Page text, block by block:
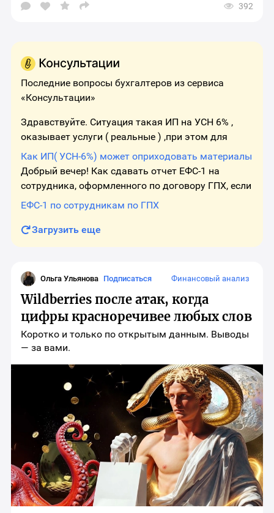
Открыть
шаринга
392
Последние вопросы бухгалтеров из сервиса
«Консультации»
Здравствуйте. Ситуация такая ИП на УСН 6% ,
оказывает услуги ( реальные ) ,при этом для
оказания услуг использует материалы (
зап.части/ расходники - тоже реальные ) . Берет
он это из запасов старых ,
Как ИП( УСН-6%) может оприходовать материалы
Добрый вечер! Как сдавать отчет ЕФС-1 на
сотрудника, оформленного по договору ГПХ, если
договор один, но к нему ежемесячно
Отчет сдается каждый раз, когд
ЕФС-1 по сотрудникам по ГПХ
Загрузить еще
Ольга Ульянова Подписаться Финансовый анализ
Wildberries после атак, когда
цифры красноречивее любых слов
Коротко и только по открытым данным. Выводы
— за вами.